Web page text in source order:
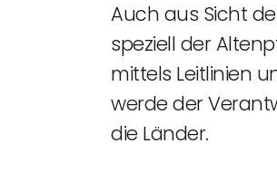
Auch aus Sicht
speziell der
mittels Leitlinien
werde der
die Länder.